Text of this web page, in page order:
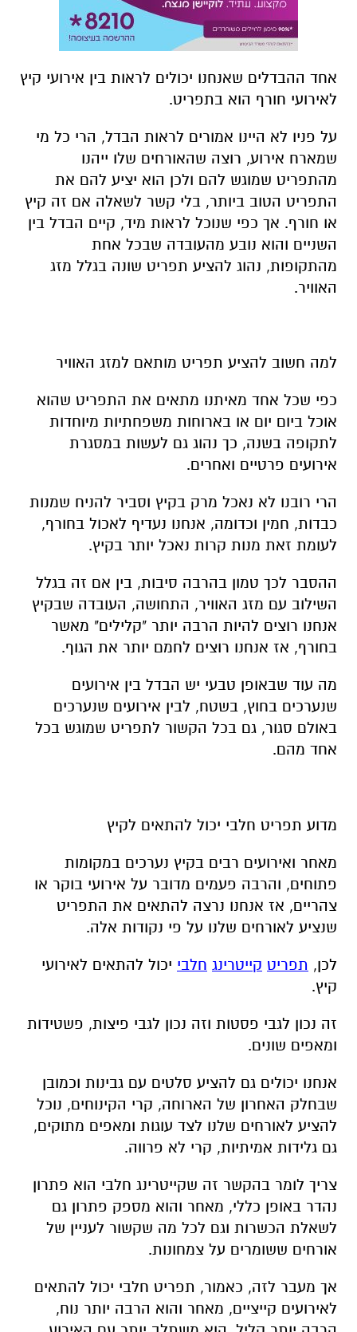
אחד ההבדלים שאנחנו יכולים לראות בין אירועי קיץ
לאירועי חורף הוא בתפריט.
על פניו לא היינו אמורים לראות הבדל, הרי כל מי
שמארח אירוע, רוצה שהאורחים שלו ייהנו
מהתפריט שמוגש להם ולכן הוא יציע להם את
התפריט הטוב ביותר, בלי קשר לשאלה אם זה קיץ
או חורף. אך כפי שנוכל לראות מיד, קיים הבדל בין
השניים והוא נובע מהעובדה שבכל אחת
מהתקופות, נהוג להציע תפריט שונה בגלל מזג
האוויר.
למה חשוב להציע תפריט מותאם למזג האוויר
כפי שכל אחד מאיתנו מתאים את התפריט שהוא
אוכל ביום יום או בארוחות משפחתיות מיוחדות
לתקופה בשנה, כך נהוג גם לעשות במסגרת
אירועים פרטיים ואחרים.
הרי רובנו לא נאכל מרק בקיץ וסביר להניח שמנות
כבדות, חמין וכדומה, אנחנו נעדיף לאכול בחורף,
לעומת זאת מנות קרות נאכל יותר בקיץ.
ההסבר לכך טמון בהרבה סיבות, בין אם זה בגלל
השילוב עם מזג האוויר, התחושה, העובדה שבקיץ
אנחנו רוצים להיות הרבה יותר "קלילים" מאשר
בחורף, אז אנחנו רוצים לחמם יותר את הגוף.
מה עוד שבאופן טבעי יש הבדל בין אירועים
שנערכים בחוץ, בשטח, לבין אירועים שנערכים
באולם סגור, גם בכל הקשור לתפריט שמוגש בכל
אחד מהם.
מדוע תפריט חלבי יכול להתאים לקיץ
מאחר ואירועים רבים בקיץ נערכים במקומות
פתוחים, והרבה פעמים מדובר על אירועי בוקר או
צהריים, אז אנחנו נרצה להתאים את התפריט
שנציע לאורחים שלנו על פי נקודות אלה.
לכן, תפריט קייטרינג חלבי יכול להתאים לאירועי
קיץ.
זה נכון לגבי פסטות וזה נכון לגבי פיצות, פשטידות
ומאפים שונים.
אנחנו יכולים גם להציע סלטים עם גבינות וכמובן
שבחלק האחרון של הארוחה, קרי הקינוחים, נוכל
להציע לאורחים שלנו לצד עוגות ומאפים מתוקים,
גם גלידות אמיתיות, קרי לא פרווה.
צריך לומר בהקשר זה שקייטרינג חלבי הוא פתרון
נהדר באופן כללי, מאחר והוא מספק פתרון גם
לשאלת הכשרות וגם לכל מה שקשור לעניין של
אורחים ששומרים על צמחונות.
אך מעבר לזה, כאמור, תפריט חלבי יכול להתאים
לאירועים קייציים, מאחר והוא הרבה יותר נוח,